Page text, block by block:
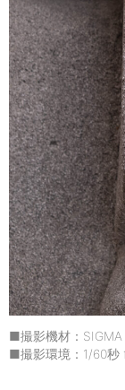
■撮影機材：
■撮影環境：1/60秒